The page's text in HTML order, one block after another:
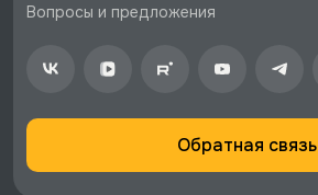
Вопросы и предложения
Обратная связь